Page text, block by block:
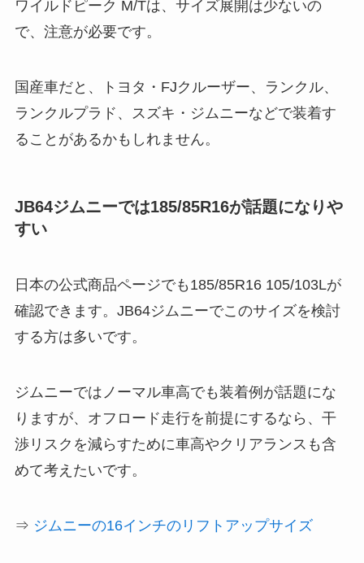
ワイルドピーク M/Tは、サイズ展開は少ないの
で、注意が必要です。
国産車だと、トヨタ・FJクルーザー、ランクル、
ランクルプラド、スズキ・ジムニーなどで装着す
ることがあるかもしれません。
JB64ジムニーでは185/85R16が話題になりや
すい
日本の公式商品ページでも185/85R16 105/103Lが
確認できます。JB64ジムニーでこのサイズを検討
する方は多いです。
ジムニーではノーマル車高でも装着例が話題にな
りますが、オフロード走行を前提にするなら、干
渉リスクを減らすために車高やクリアランスも含
めて考えたいです。
⇒ ジムニーの16インチのリフトアップサイズ